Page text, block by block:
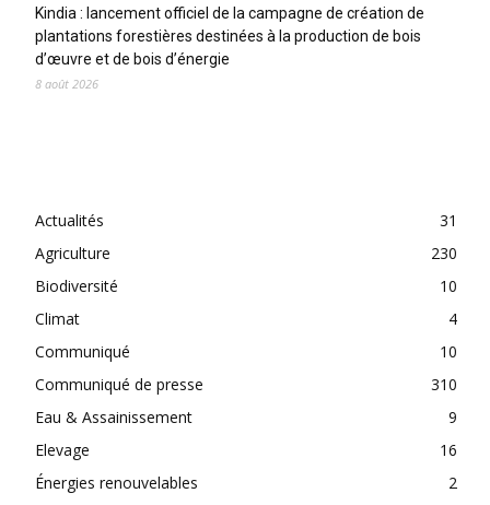
Kindia : lancement officiel de la campagne de création de
plantations forestières destinées à la production de bois
d’œuvre et de bois d’énergie
8 août 2026
Actualités
31
Agriculture
230
Biodiversité
10
Climat
4
Communiqué
10
Communiqué de presse
310
Eau & Assainissement
9
Elevage
16
Énergies renouvelables
2